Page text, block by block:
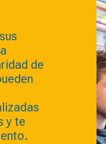
de
y te